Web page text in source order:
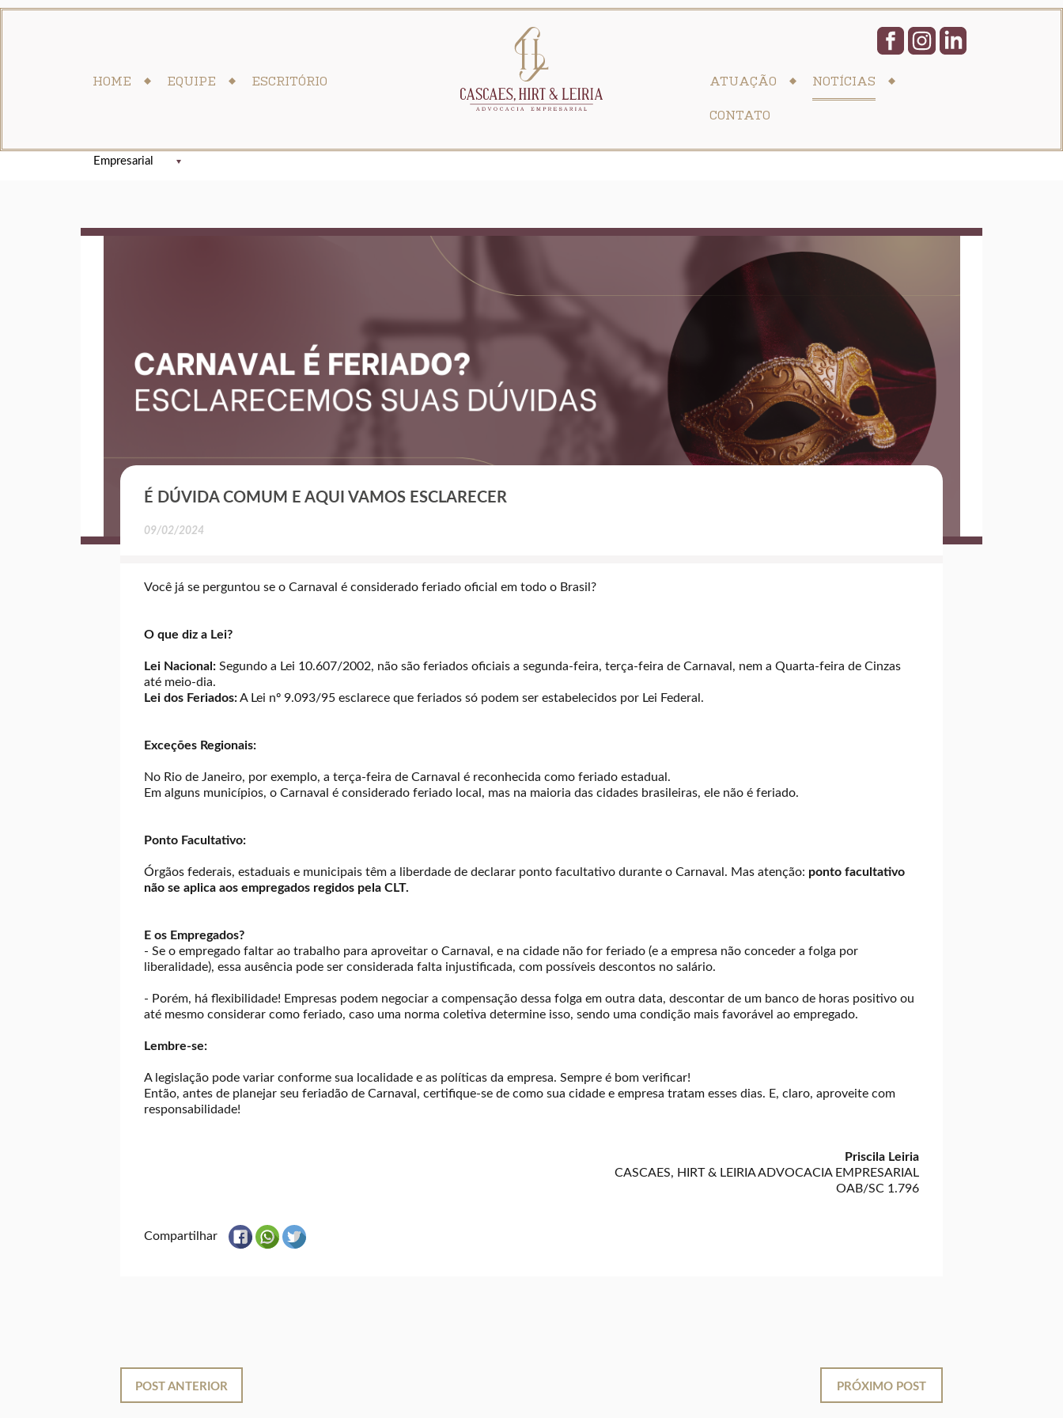
HOME EQUIPE ESCRITÓRIO ATUAÇÃO NOTÍCIAS
CONTATO
É DÚVIDA COMUM E AQUI VAMOS ESCLARECER
09/02/2024
Você já se perguntou se o Carnaval é considerado feriado oficial em todo o Brasil?
O que diz a Lei?
Lei Nacional: Segundo a Lei 10.607/2002, não são feriados oficiais a segunda-feira, terça-feira de Carnaval, nem a Quarta-feira de Cinzas
até meio-dia.
Lei dos Feriados:A Lei nº 9.093/95 esclarece que feriados só podem ser estabelecidos por Lei Federal.
Exceções Regionais:
No Rio de Janeiro, por exemplo, a terça-feira de Carnaval é reconhecida como feriado estadual.
Em alguns municípios, o Carnaval é considerado feriado local, mas na maioria das cidades brasileiras, ele não é feriado.
Ponto Facultativo:
Órgãos federais, estaduais e municipais têm a liberdade de declarar ponto facultativo durante o Carnaval. Mas atenção: ponto facultativo
não se aplica aos empregados regidos pela CLT.
E os Empregados?
- Se o empregado faltar ao trabalho para aproveitar o Carnaval, e na cidade não for feriado (e a empresa não conceder a folga por
liberalidade), essa ausência pode ser considerada falta injustificada, com possíveis descontos no salário.
- Porém, há flexibilidade! Empresas podem negociar a compensação dessa folga em outra data, descontar de um banco de horas positivo ou
até mesmo considerar como feriado, caso uma norma coletiva determine isso, sendo uma condição mais favorável ao empregado.
Lembre-se:
A legislação pode variar conforme sua localidade e as políticas da empresa. Sempre é bom verificar!
Então, antes de planejar seu feriadão de Carnaval, certifique-se de como sua cidade e empresa tratam esses dias. E, claro, aproveite com
responsabilidade!
Priscila Leiria
CASCAES, HIRT & LEIRIA ADVOCACIA EMPRESARIAL
OAB/SC 1.796
Compartilhar
POST ANTERIOR PRÓXIMO POST